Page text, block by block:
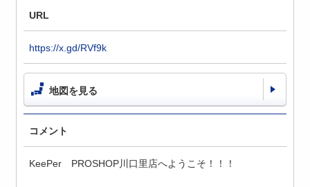
URL
https://x.gd/RVf9k
地図を見る
コメント
KeePer PROSHOP川口里店へようこそ！！！